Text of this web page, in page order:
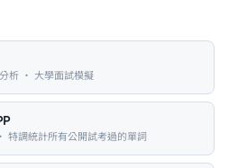
析 ・ 大學面試模擬
特調統計所有公開試考過的單詞